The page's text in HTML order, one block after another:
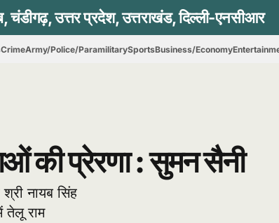
CrimeArmy/Police/ParamilitarySportsBusiness/Economy
की प्रेरणा : सुमन सैनी
नायब सिंह
तेलू राम